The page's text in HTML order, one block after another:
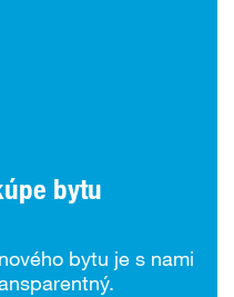
bytu
bytu je s nami